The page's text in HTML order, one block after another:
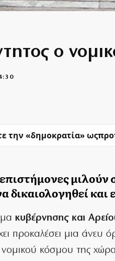
ο
την «δημοκρατία» ως
μιλούν
δικαιολογηθεί
κυβέρνησης και
προκαλέσει μια άνευ
κόσμου της